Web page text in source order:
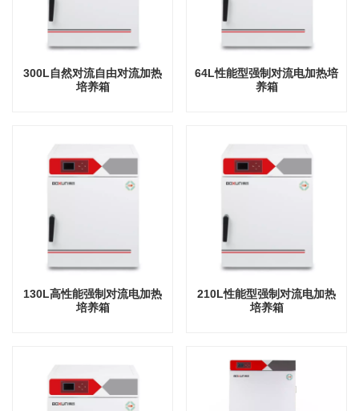
300L自然对流自由对流加热
培养箱
64L性能型强制对流电加热培
养箱
130L高性能强制对流电加热
培养箱
210L性能型强制对流电加热
培养箱